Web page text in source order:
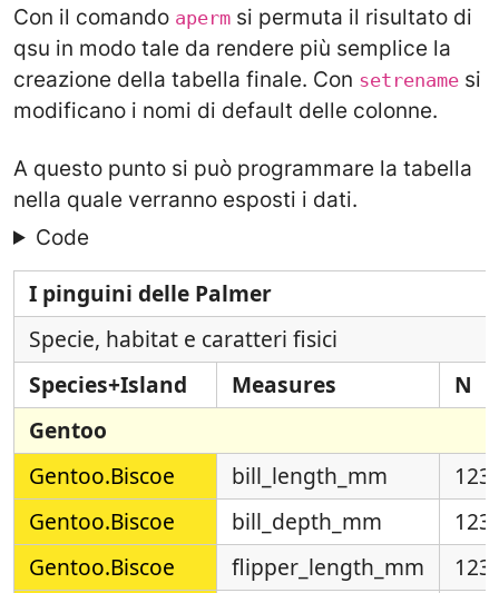
Con il comando aperm si permuta il risultato di
qsu in modo tale da rendere più semplice la
creazione della tabella finale. Con setrename si
modificano i nomi di default delle colonne.
A questo punto si può programmare la tabella
nella quale verranno esposti i dati.
Code
I pinguini delle Palmer
Specie, habitat e caratteri fisici
Species+Island
Measures
N
Gentoo
Gentoo.Biscoe
bill_length_mm
123
Gentoo.Biscoe
bill_depth_mm
123
Gentoo.Biscoe
flipper_length_mm 123